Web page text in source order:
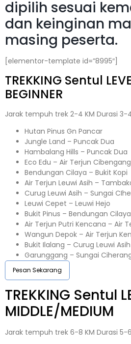
dipilih sesuai
dan keinginan
masing peserta.
[elementor-template id=”8995″]
TREKKING Sentul
BEGINNER
Jarak tempuh trek 2-4 KM Durasi 3-
Hutan Pinus Gn Pancar
Jungle Land – Puncak Dua
Hambalang Hills – Puncak Dua
Eco Edu – Air Terjun Cibengang
Bendungan Cilaya – Bukit Kopi
Air Terjun Leuwi Asih –
Curug Leuwi Asih – Sungai
Leuwi Cepet – Leuwi Hejo
Bukit Pinus – Bendungan Cilaya
Air Terjun Putri Kencana – Air
Wangun Depok – Air Terjun
Bukit Ilalang – Curug Leuwi Asih
Garunggang – Sungai
Pesan Sekarang
TREKKING Sentul
MIDDLE/MEDIUM
Jarak tempuh trek 6-8 KM Durasi 5-